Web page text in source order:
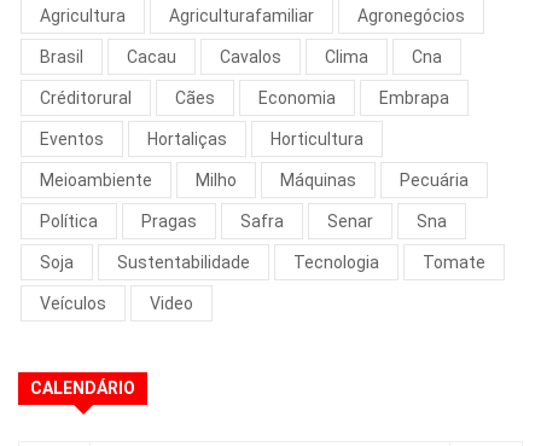
Agricultura Agriculturafamiliar Agronegócios
Brasil Cacau Cavalos Clima Cna
Créditorural Cães Economia Embrapa
Eventos Hortaliças Horticultura
Meioambiente Milho Máquinas Pecuária
Política Pragas Safra Senar Sna
Soja Sustentabilidade Tecnologia Tomate
Veículos Video
CALENDÁRIO